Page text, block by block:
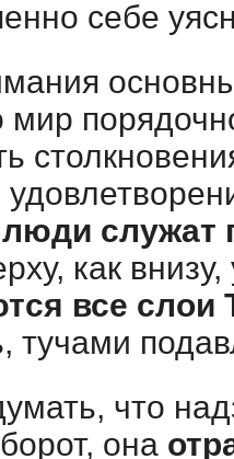
себе
мир
люди служат
как
все слои
тучами
что
она